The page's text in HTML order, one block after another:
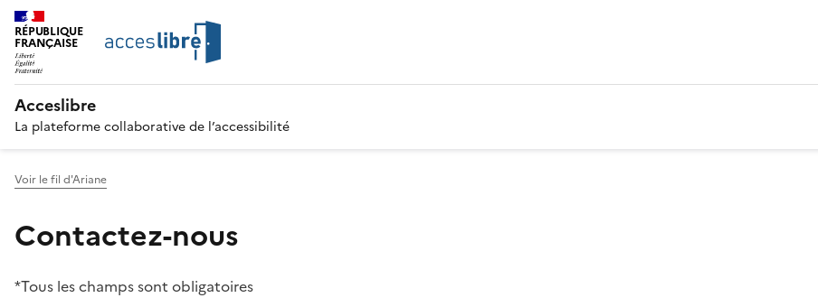
RÉPUBLIQUE
FRANÇAISE
Acceslibre
La plateforme collaborative de l’accessibilité
Voir le fil d'Ariane
Contactez-nous
*Tous les champs sont obligatoires